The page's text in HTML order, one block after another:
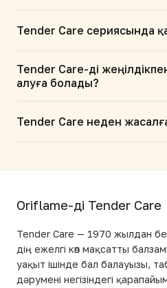
Tender Care сериясында
Tender Care-ді
алуға болады?
Tender Care неден
Oriflame-дің Tender Care
Tender Care — 1970 жылдан
дің ежелгі көп мақсатты
уақыт ішінде бал балауызы,
дәрумені негізіндегі